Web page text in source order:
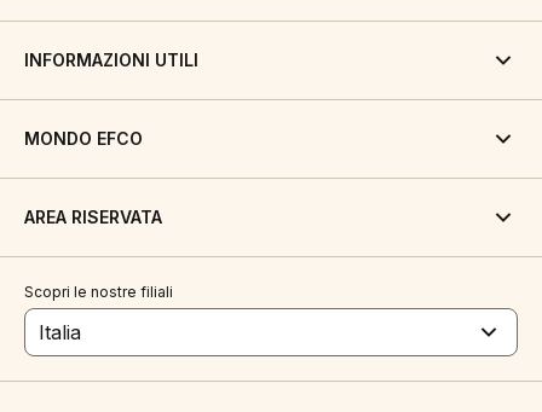
INFORMAZIONI UTILI
MONDO EFCO
AREA RISERVATA
Scopri le nostre filiali
Italia